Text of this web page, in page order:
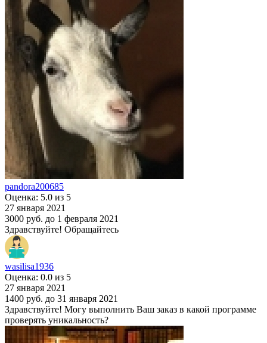
pandora200685
Оценка: 5.0 из 5
27 января 2021
3000 руб. до 1 февраля 2021
Здравствуйте! Обращайтесь
wasilisa1936
Оценка: 0.0 из 5
27 января 2021
1400 руб. до 31 января 2021
Здравствуйте! Могу выполнить Ваш заказ в какой программе
проверять уникальность?